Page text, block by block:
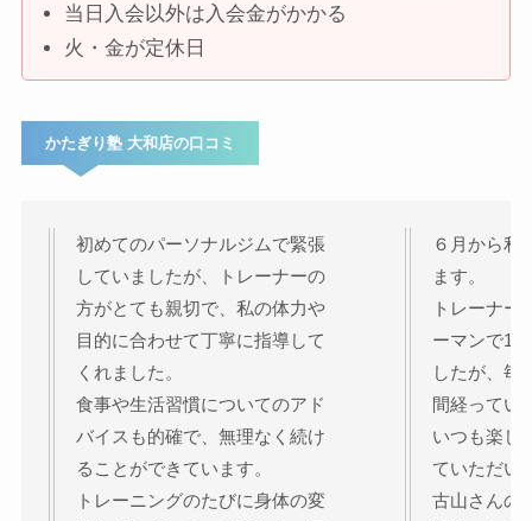
当日入会以外は入会金がかかる
火・金が定休日
かたぎり塾 大和店の口コミ
初めてのパーソナルジムで緊張
していましたが、トレーナーの
方がとても親切で、私の体力や
目的に合わせて丁寧に指導して
くれました。
食事や生活習慣についてのアド
バイスも的確で、無理なく続け
ることができています。
トレーニングのたびに身体の変
６月から利
ます。
トレーナー
ーマンで1
したが、毎
間経ってい
いつも楽し
ていただい
古山さんの